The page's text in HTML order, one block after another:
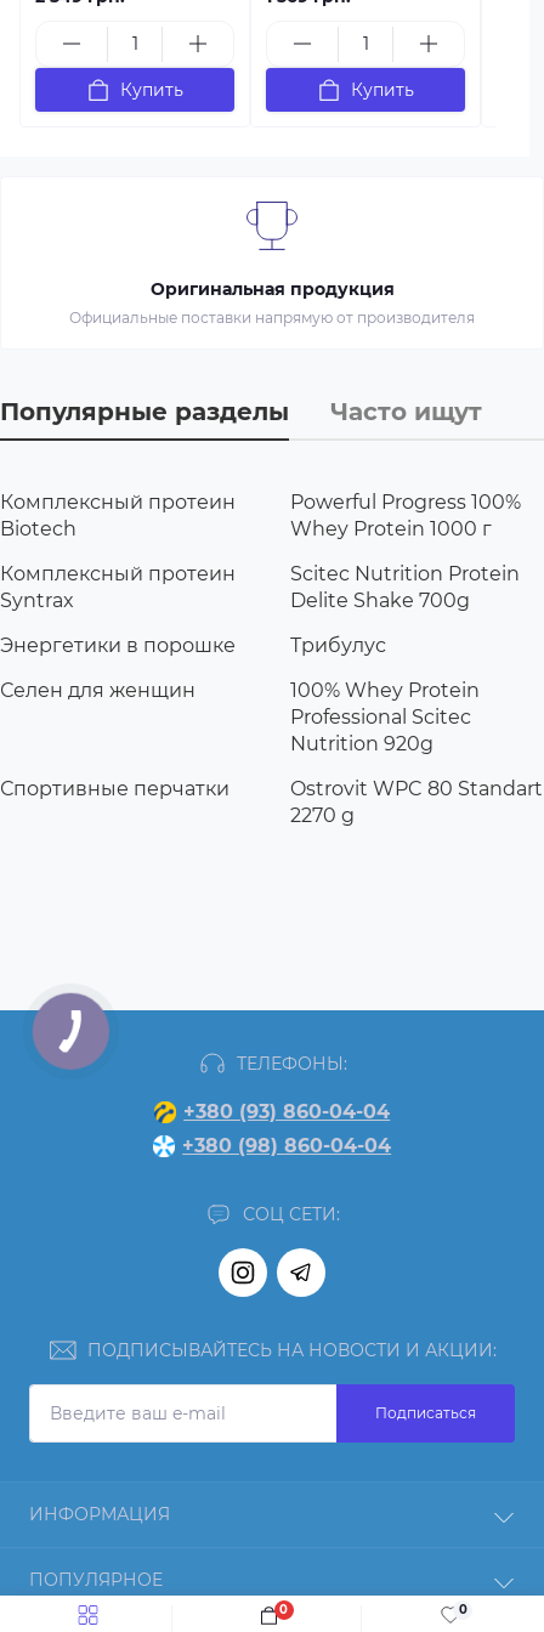
0
0
Купить Купить
Оригинальная продукция
Официальные поставки напрямую от производителя
Популярные разделы Часто ищут
Комплексный протеин
Biotech
Powerful Progress 100%
Whey Protein 1000 г
Комплексный протеин
Syntrax
Scitec Nutrition Protein
Delite Shake 700g
Энергетики в порошке
Трибулус
Селен для женщин
100% Whey Protein
Professional Scitec
Nutrition 920g
Спортивные перчатки
Ostrovit WPC 80 Standart
2270 g
ТЕЛЕФОНЫ:
+380 (93) 860-04-04
+380 (98) 860-04-04
СОЦ СЕТИ:
ПОДПИСЫВАЙТЕСЬ НА НОВОСТИ И АКЦИИ:
Подписаться
ИНФОРМАЦИЯ
О нас
Возврат товара
ПОПУЛЯРНОЕ